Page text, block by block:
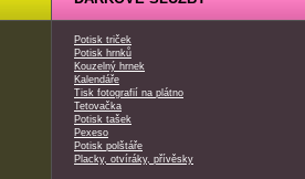
Potisk triček
Potisk hrnků
Kouzelný hrnek
Kalendáře
Tisk fotografií na plátno
Tetovačka
Potisk tašek
Pexeso
Potisk polštáře
Placky, otvíráky, přívěsky